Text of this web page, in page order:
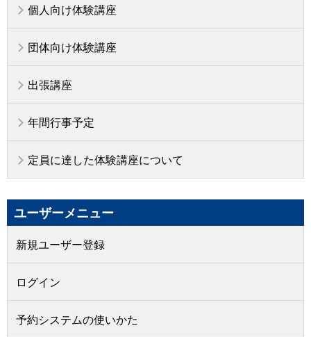
個人向け体験講座
団体向け体験講座
出張講座
年間行事予定
定員に達した体験講座について
ユーザーメニュー
新規ユーザー登録
ログイン
予約システムの使いかた